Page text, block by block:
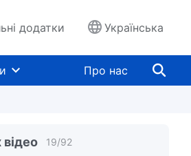
додатки Українська
Про нас
19/92
зарозумілості
після призначення
неправильної людини